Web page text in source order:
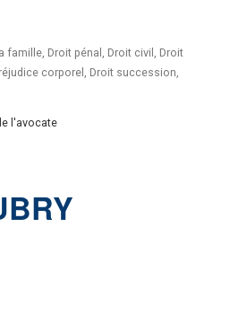
famille, Droit pénal, Droit civil, Droit
corporel, Droit succession,
l'avocate